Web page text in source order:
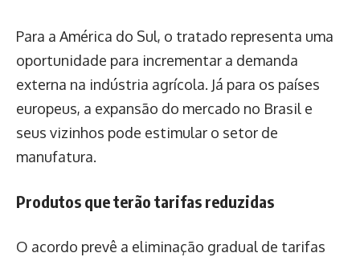
Para a América do Sul, o tratado representa uma
oportunidade para incrementar a demanda
externa na indústria agrícola. Já para os países
europeus, a expansão do mercado no Brasil e
seus vizinhos pode estimular o setor de
manufatura.
Produtos que terão tarifas reduzidas
O acordo prevê a eliminação gradual de tarifas